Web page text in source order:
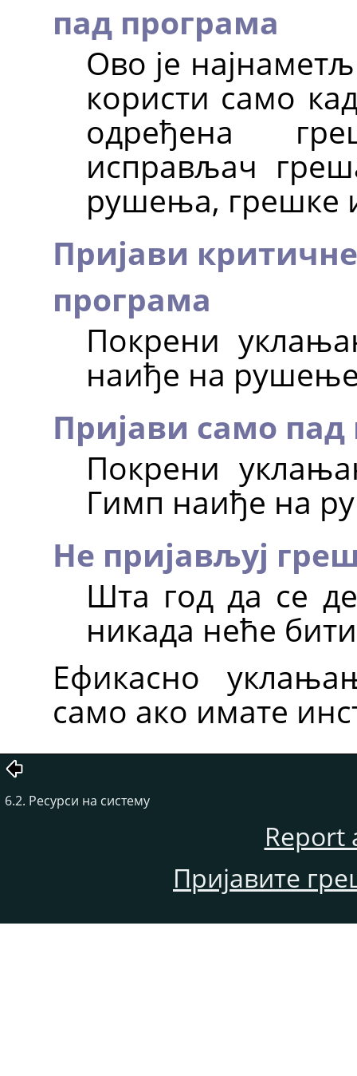
пад програма
Ово је
користи само
одређена
исправљач
рушења, грешке
Пријави
програма
Покрени
наиђе на
Пријави само
Покрени
Гимп наиђе на
Не пријављуј
Шта год да се
никада неће
Ефикасно
само ако имате
6.2. Ресурси на систему
Report
Пријавите